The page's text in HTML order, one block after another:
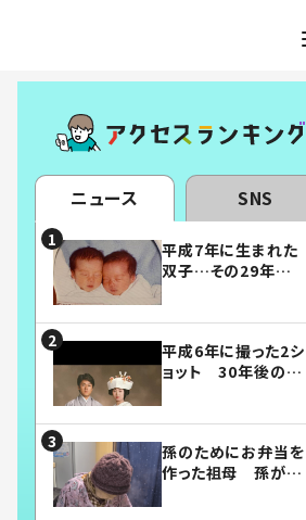
ニュース SNS
平成7年に生まれた
双子…その29年後
平成6年に撮った2シ
ョット 30年後の姿
孫のためにお弁当を
作った祖母 孫が絶